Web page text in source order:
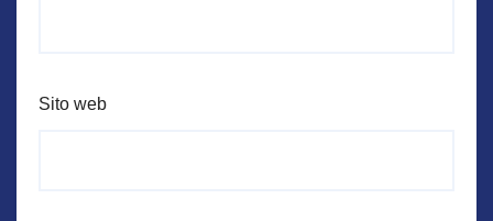
Sito web